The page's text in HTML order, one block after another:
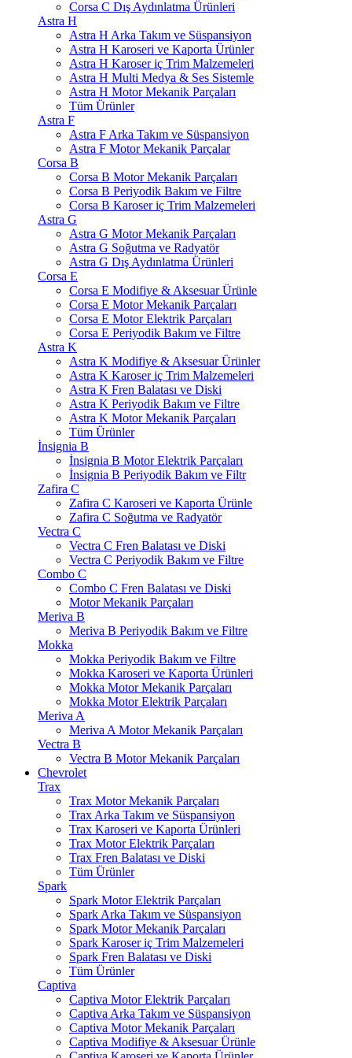
Corsa C Dış Aydınlatma Ürünleri
Astra H
Astra H Arka Takım ve Süspansiyon
Astra H Karoseri ve Kaporta Ürünler
Astra H Karoser iç Trim Malzemeleri
Astra H Multi Medya & Ses Sistemle
Astra H Motor Mekanik Parçaları
Tüm Ürünler
Astra F
Astra F Arka Takım ve Süspansiyon
Astra F Motor Mekanik Parçalar
Corsa B
Corsa B Motor Mekanik Parçaları
Corsa B Periyodik Bakım ve Filtre
Corsa B Karoser iç Trim Malzemeleri
Astra G
Astra G Motor Mekanik Parçaları
Astra G Soğutma ve Radyatör
Astra G Dış Aydınlatma Ürünleri
Corsa E
Corsa E Modifiye & Aksesuar Ürünle
Corsa E Motor Mekanik Parçaları
Corsa E Motor Elektrik Parçaları
Corsa E Periyodik Bakım ve Filtre
Astra K
Astra K Modifiye & Aksesuar Ürünler
Astra K Karoser iç Trim Malzemeleri
Astra K Fren Balatası ve Diski
Astra K Periyodik Bakım ve Filtre
Astra K Motor Mekanik Parçaları
Tüm Ürünler
İnsignia B
İnsignia B Motor Elektrik Parçaları
İnsignia B Periyodik Bakım ve Filtr
Zafira C
Zafira C Karoseri ve Kaporta Ürünle
Zafira C Soğutma ve Radyatör
Vectra C
Vectra C Fren Balatası ve Diski
Vectra C Periyodik Bakım ve Filtre
Combo C
Combo C Fren Balatası ve Diski
Motor Mekanik Parçaları
Meriva B
Meriva B Periyodik Bakım ve Filtre
Mokka
Mokka Periyodik Bakım ve Filtre
Mokka Karoseri ve Kaporta Ürünleri
Mokka Motor Mekanik Parçaları
Mokka Motor Elektrik Parçaları
Meriva A
Meriva A Motor Mekanik Parçaları
Vectra B
Vectra B Motor Mekanik Parçaları
Chevrolet
Trax
Trax Motor Mekanik Parçaları
Trax Arka Takım ve Süspansiyon
Trax Karoseri ve Kaporta Ürünleri
Trax Motor Elektrik Parçaları
Trax Fren Balatası ve Diski
Tüm Ürünler
Spark
Spark Motor Elektrik Parçaları
Spark Arka Takım ve Süspansiyon
Spark Motor Mekanik Parçaları
Spark Karoser iç Trim Malzemeleri
Spark Fren Balatası ve Diski
Tüm Ürünler
Captiva
Captiva Motor Elektrik Parçaları
Captiva Arka Takım ve Süspansiyon
Captiva Motor Mekanik Parçaları
Captiva Modifiye & Aksesuar Ürünle